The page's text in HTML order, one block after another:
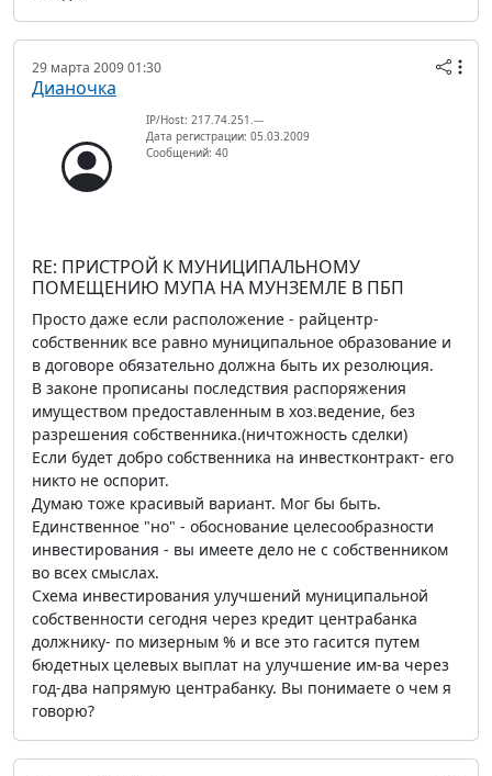
29 марта 2009 01:30
Дианочка
IP/Host: 217.74.251.---
Дата регистрации: 05.03.2009
Сообщений: 40
RE: ПРИСТРОЙ К МУНИЦИПАЛЬНОМУ
ПОМЕЩЕНИЮ МУПА НА МУНЗЕМЛЕ В ПБП
Просто даже если расположение - райцентр-
собственник все равно муниципальное образование и
в договоре обязательно должна быть их резолюция.
В законе прописаны последствия распоряжения
имуществом предоставленным в хоз.ведение, без
разрешения собственника.(ничтожность сделки)
Если будет добро собственника на инвестконтракт- его
никто не оспорит.
Думаю тоже красивый вариант. Мог бы быть.
Единственное "но" - обоснование целесообразности
инвестирования - вы имеете дело не с собственником
во всех смыслах.
Схема инвестирования улучшений муниципальной
собственности сегодня через кредит центрабанка
должнику- по мизерным % и все это гасится путем
бюдетных целевых выплат на улучшение им-ва через
год-два напрямую центрабанку. Вы понимаете о чем я
говорю?